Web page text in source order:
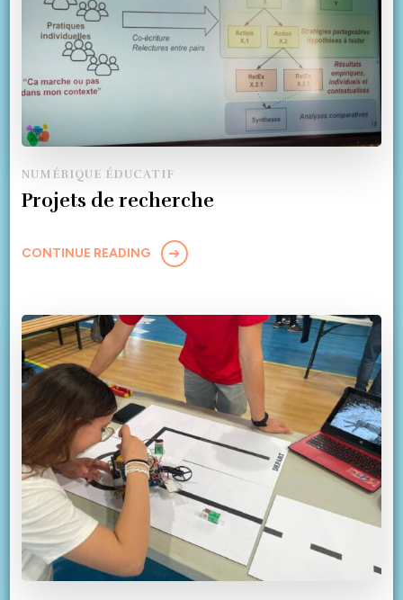
NUMÉRIQUE ÉDUCATIF
Projets de recherche
CONTINUE READING